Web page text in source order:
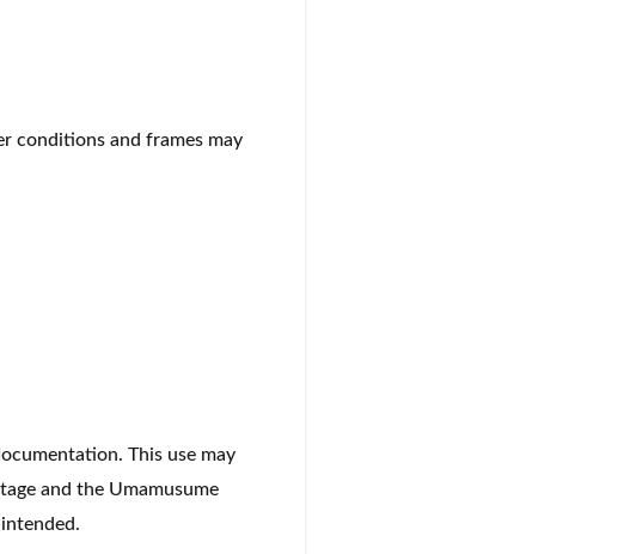
conditions and frames may
This use may
and the Umamusume